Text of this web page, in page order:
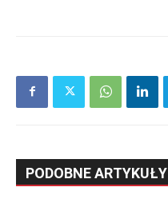
PODOBNE ARTYKUŁY